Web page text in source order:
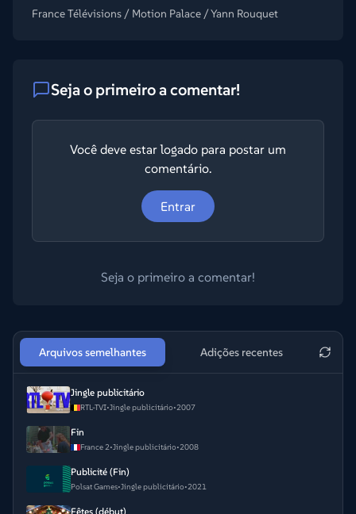
France Télévisions / Motion Palace / Yann Rouquet
Seja o primeiro a comentar!
Você deve estar logado para postar um
comentário.
Entrar
Seja o primeiro a comentar!
Arquivos semelhantes Adições recentes
Jingle publicitário
RTL-TVI•Jingle publicitário•2007
Fin
France 2•Jingle publicitário•2008
Publicité (Fin)
Polsat Games•Jingle publicitário•2021
Fêtes (début)